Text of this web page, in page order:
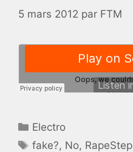
5 mars 2012 par FTM
Catégories
Electro
Étiquettes
fake?, No, RapeStep